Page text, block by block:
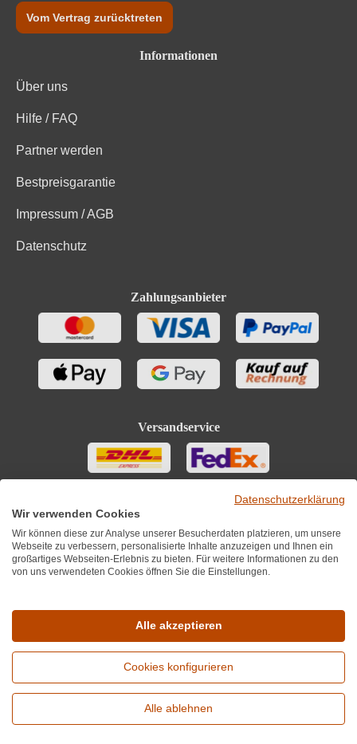
Vom Vertrag zurücktreten
Informationen
Über uns
Hilfe / FAQ
Partner werden
Bestpreisgarantie
Impressum / AGB
Datenschutz
Zahlungsanbieter
Versandservice
*Alle Preise inkl. MwST zzgl. 5,90€ Versandkosten je Winzer.
Versandkostenfrei ab 12 Flaschen je Winzer.
Copyright © 2010 - 2026 WirWinzer GmbH
Erweiterte Suche
Datenschutzerklärung
Wir verwenden Cookies
Wir können diese zur Analyse unserer Besucherdaten platzieren, um unsere
Webseite zu verbessern, personalisierte Inhalte anzuzeigen und Ihnen ein
großartiges Webseiten-Erlebnis zu bieten. Für weitere Informationen zu den
von uns verwendeten Cookies öffnen Sie die Einstellungen.
Alle akzeptieren
Cookies konfigurieren
Alle ablehnen